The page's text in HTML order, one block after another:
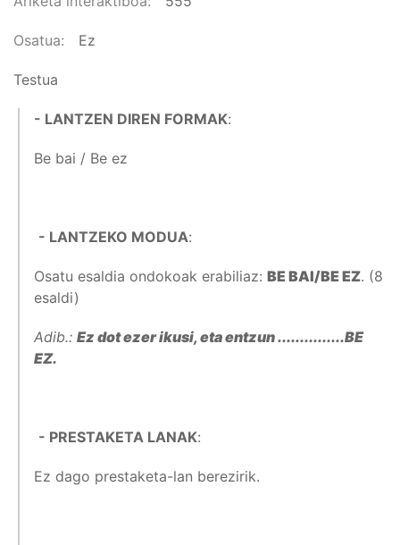
Osatua Ez
Testua
- LANTZEN DIREN FORMAK:
Be bai / Be ez
- LANTZEKO MODUA:
Osatu esaldia ondokoak erabiliaz: BE BAI/BE EZ. (8
esaldi)
Adib.: Ez dot ezer ikusi, eta entzun ...............BE
EZ.
- PRESTAKETA LANAK:
Ez dago prestaketa-lan berezirik.